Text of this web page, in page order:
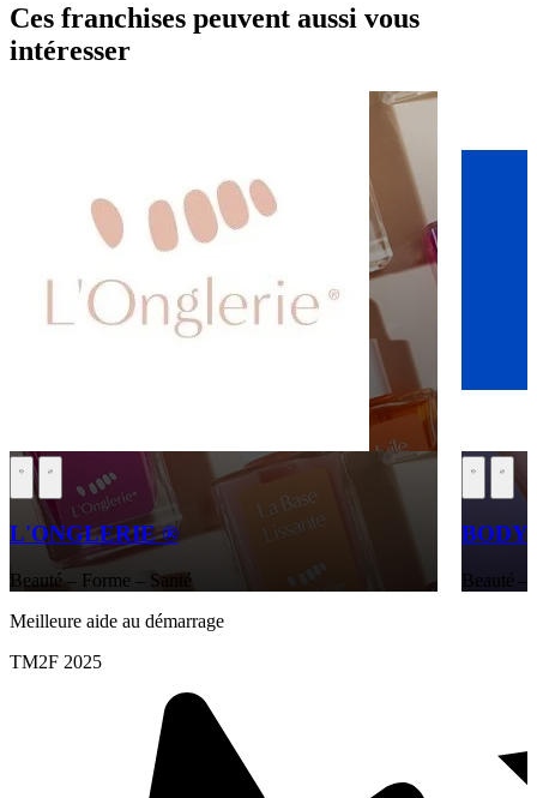
Ces franchises peuvent aussi vous
intéresser
L'ONGLERIE ®
Beauté – Forme – Santé
Meilleure aide au démarrage
TM2F 2025
BODY
Beauté –